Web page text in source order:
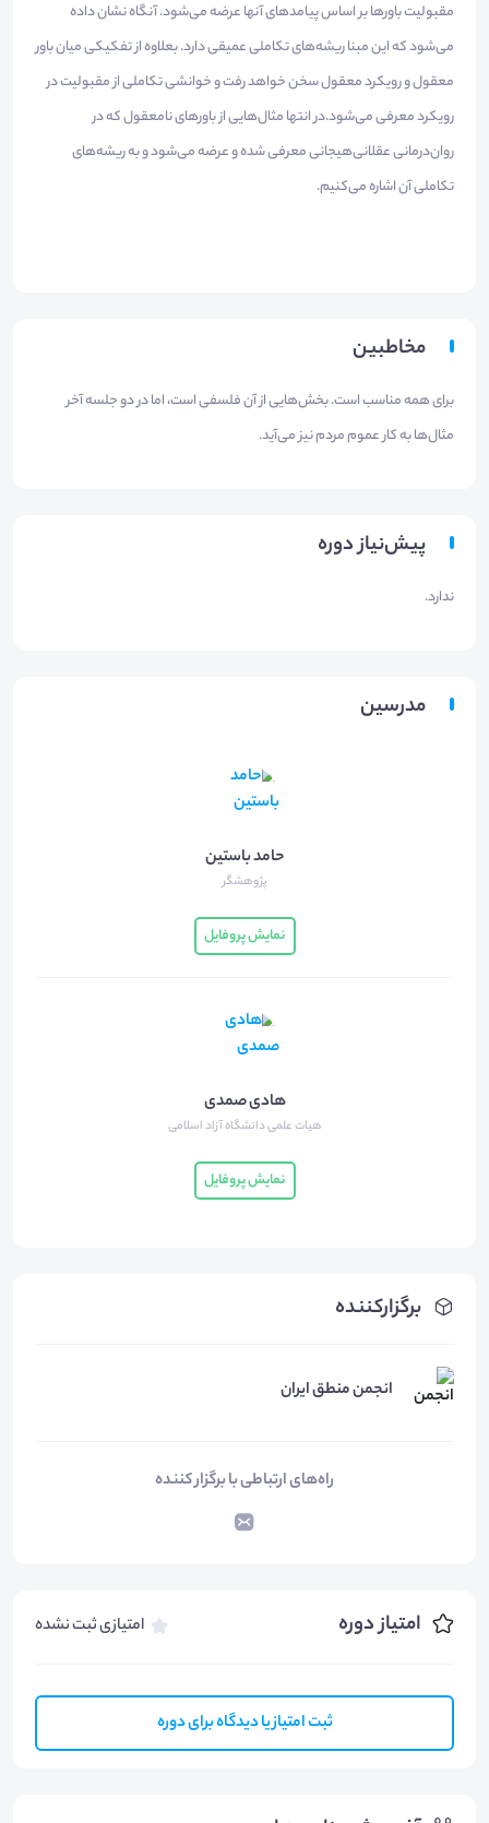
برگزارکننده
انجمن منطق ايران
راه‌های ارتباطی با برگزار کننده
امتیاز دوره امتیازی ثبت نشده
ثبت امتیاز یا دیدگاه برای دوره
مقبولیت باورها بر اساس پیامدهای آنها عرضه می‌شود. آنگاه نشان داده
می‌شود که این مبنا ریشه‌های تکاملی عمیقی دارد. بعلاوه از تفکیکی میان باور
معقول و رویکرد معقول سخن خواهد رفت و خوانشی تکاملی از مقبولیت در
رویکرد معرفی می‌شود.در انتها مثال‌هایی از باورهای نامعقول که در
روان‌درمانی عقلانی‌هیجانی معرفی شده و عرضه می‌شود و به ریشه‌های
تکاملی آن اشاره می‌کنیم.
مخاطبین
برای همه مناسب است. بخش‌هایی از آن فلسفی است، اما در دو جلسه آخر
مثال‌ها به کار عموم مردم نیز می‌آید.
پیش‌نیاز دوره
ندارد.
مدرسین
حامد باستین
پژوهشگر
نمایش پروفایل
هادی صمدی
هيات علمی دانشگاه آزاد اسلامی
نمایش پروفایل